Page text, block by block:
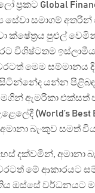
ප්‍රකට Global
සමාගම් අතරින්
ක්ෂේත්‍රය පුළුල්
විශිෂ්ටතම ඉස්ලාමීය
මෙම සම්මානය
යන්න
මගින් ඇමරිකා
(World’s
බැංකුව සමත්
දක්වමින්, අමානා
මේ ආකාරයට
ඔස්සේ වර්ධනයට